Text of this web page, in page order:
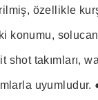
özellikle
konumu,
takımları,
uyumludur.